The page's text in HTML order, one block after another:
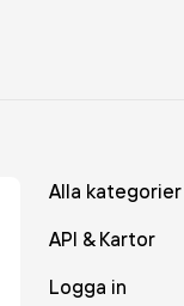
Alla kategorier
API & Kartor
Logga in